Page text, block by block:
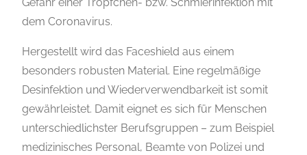
dem Coronavirus.
Hergestellt wird das Faceshield aus einem
besonders robusten Material. Eine regelmäßige
Desinfektion und Wiederverwendbarkeit ist somit
gewährleistet. Damit eignet es sich für Menschen
unterschiedlichster Berufsgruppen – zum Beispiel
medizinisches Personal, Beamte von Polizei und